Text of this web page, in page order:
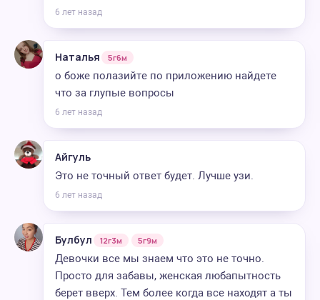
6 лет назад
Наталья 5г6м
о боже полазийте по приложению найдете
что за глупые вопросы
6 лет назад
Айгуль
Это не точный ответ будет. Лучше узи.
6 лет назад
Булбул 12г3м 5г9м
Девочки все мы знаем что это не точно.
Просто для забавы, женская любапытность
берет вверх. Тем более когда все находят а ты